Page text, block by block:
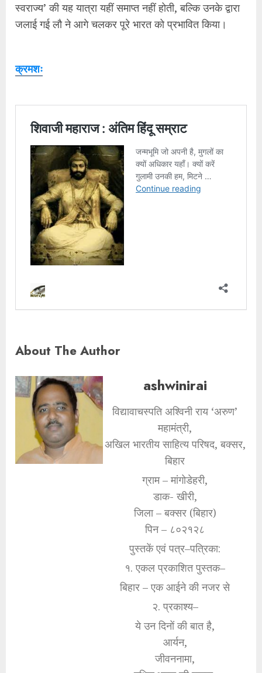
स्वराज्य’ की यह यात्रा यहीं समाप्त नहीं होती, बल्कि उनके द्वारा
जलाई गई लौ ने आगे चलकर पूरे भारत को प्रभावित किया।
क्रमशः
About The Author
ashwinirai
विद्यावाचस्पति अश्विनी राय ‘अरुण’
महामंत्री,
अखिल भारतीय साहित्य परिषद, बक्सर,
बिहार
ग्राम – मांगोडेहरी,
डाक- खीरी,
जिला – बक्सर (बिहार)
पिन – ८०२१२८
पुस्तकें एवं पत्र–पत्रिका:
१. एकल प्रकाशित पुस्तक–
बिहार – एक आईने की नजर से
२. प्रकाश्य–
ये उन दिनों की बात है,
आर्यन,
जीवननामा,